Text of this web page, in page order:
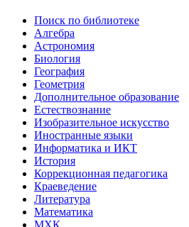
Поиск по библиотеке
Алгебра
Астрономия
Биология
География
Геометрия
Дополнительное образование
Естествознание
Изобразительное искусство
Иностранные языки
Информатика и ИКТ
История
Коррекционная педагогика
Краеведение
Литература
Математика
МХК